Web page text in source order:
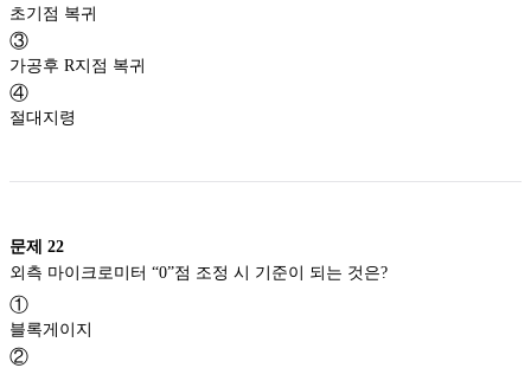
초기점 복귀
③
가공후 R지점 복귀
④
절대지령
문제 22
①
블록게이지
②